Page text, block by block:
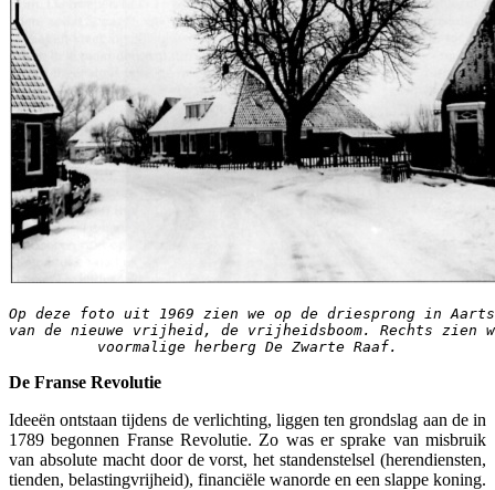
Op deze foto uit 1969 zien we op de driesprong in
van de nieuwe vrijheid, de vrijheidsboom. Rechts zien
voormalige herberg De Zwarte Raaf.
De Franse Revolutie
Ideeën ontstaan tijdens de verlichting, liggen ten grondslag aan de in
1789 begonnen Franse Revolutie. Zo was er sprake van misbruik
van absolute macht door de vorst, het standenstelsel (herendiensten,
tienden, belastingvrijheid), financiële wanorde en een slappe koning.